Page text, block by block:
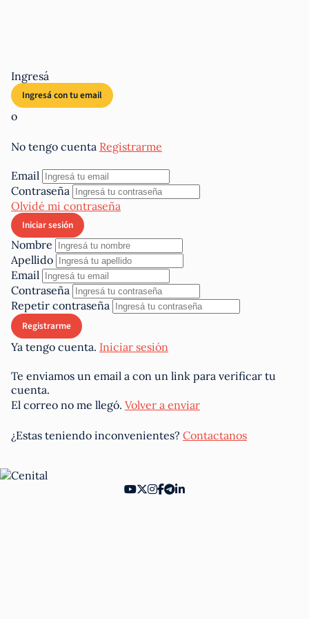
Ingresá
o
No tengo cuenta Registrarme
Email
Contraseña
Olvidé mi contraseña
Nombre
Apellido
Email
Contraseña
Repetir contraseña
Ya tengo cuenta. Iniciar sesión
Te enviamos un email a con un link para verificar tu
cuenta.
El correo no me llegó. Volver a enviar
¿Estas teniendo inconvenientes? Contactanos